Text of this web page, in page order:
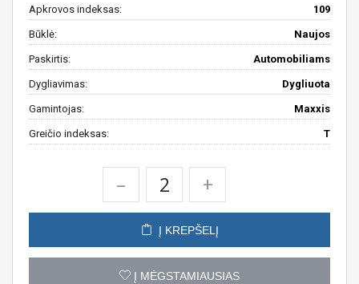
Apkrovos indeksas: 109
Būklė: Naujos
Paskirtis: Automobiliams
Dygliavimas: Dygliuota
Gamintojas: Maxxis
Greičio indeksas: T
– +
Į KREPŠELĮ
Į MĖGSTAMIAUSIAS